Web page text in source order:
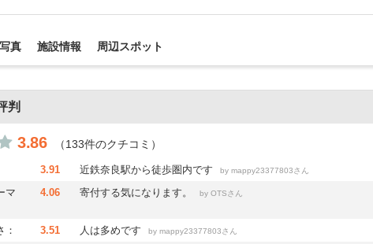
写真 施設情報 周辺スポット
判
3.86 （133件のクチコミ）
3.91 近鉄奈良駅から徒歩圏内です by mappy23377803さん
マ
4.06 寄付する気になります。 by OTSさん
： 3.51 人は多めです by mappy23377803さん